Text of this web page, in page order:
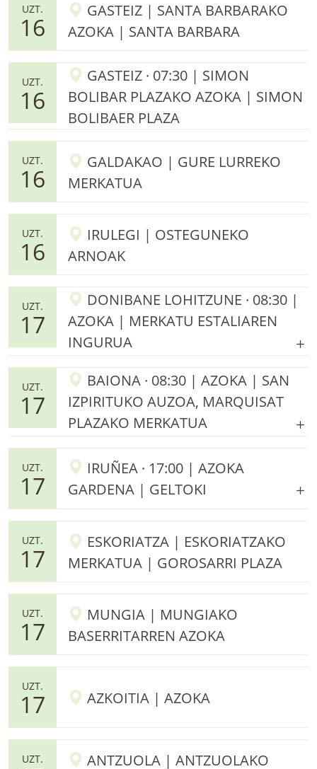
UZT.
16
GASTEIZ | SANTA BARBARAKO
AZOKA | SANTA BARBARA
UZT.
16
GASTEIZ · 07:30 | SIMON
BOLIBAR PLAZAKO AZOKA | SIMON
BOLIBAER PLAZA
UZT.
16
GALDAKAO | GURE LURREKO
MERKATUA
UZT.
16
IRULEGI | OSTEGUNEKO
ARNOAK
UZT.
17
DONIBANE LOHITZUNE · 08:30 |
AZOKA | MERKATU ESTALIAREN
INGURUA
UZT.
17
BAIONA · 08:30 | AZOKA | SAN
IZPIRITUKO AUZOA, MARQUISAT
PLAZAKO MERKATUA
UZT.
17
IRUÑEA · 17:00 | AZOKA
GARDENA | GELTOKI
UZT.
17
ESKORIATZA | ESKORIATZAKO
MERKATUA | GOROSARRI PLAZA
UZT.
17
MUNGIA | MUNGIAKO
BASERRITARREN AZOKA
UZT.
17 AZKOITIA | AZOKA
UZT.
ANTZUOLA | ANTZUOLAKO